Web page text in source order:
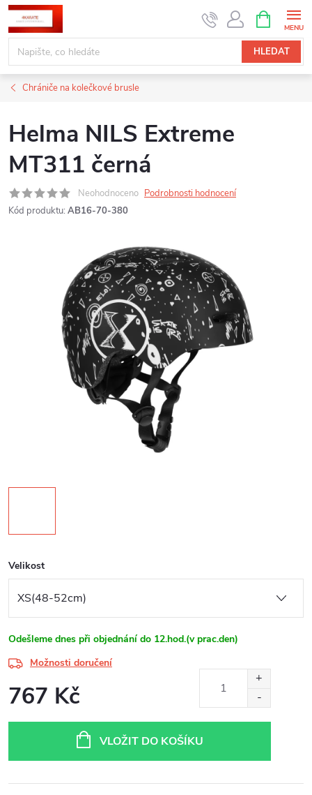
Přejít
na
obsah
HLEDAT
NÁKUPNÍ
KOŠÍK
Chrániče na kolečkové brusle
Helma NILS Extreme
MT311 černá
Neohodnoceno Podrobnosti hodnocení
Kód produktu: AB16-70-380
Velikost
Odešleme dnes při objednání do 12.hod.(v prac.den)
Možnosti doručení
767 Kč
VLOŽIT DO KOŠÍKU